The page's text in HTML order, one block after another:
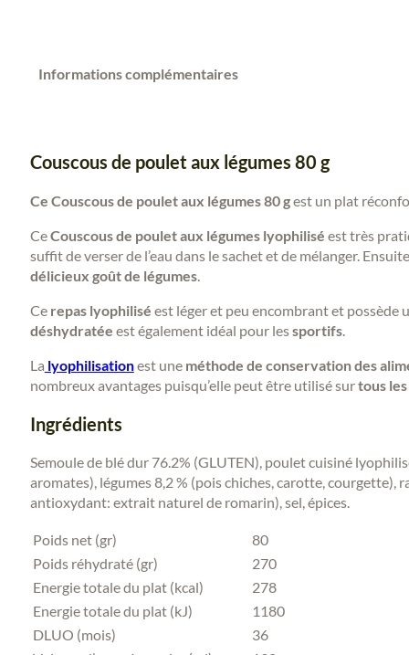
Informations complémentaires
Couscous de poulet aux légumes 80 g
Ce Couscous de poulet aux légumes 80 gest un plat
CeCouscous de poulet aux légumes lyophilisé est très
suffit de verser de l’eau dans le sachet et de mélanger.
délicieux goût de légumes.
Cerepas lyophilisé est léger et peu encombrant et possède
déshydratée est également idéal pour lessportifs.
La lyophilisationest uneméthode de conservation des
nombreux avantages puisqu’elle peut être utilisé surtous
Ingrédients
Semoule de blé dur 76.2% (GLUTEN), poulet cuisiné
aromates), légumes 8,2 % (pois chiches, carotte, courgette),
antioxydant: extrait naturel de romarin), sel, épices.
Poids net (gr)
80
Poids réhydraté (gr)
270
Energie totale du plat (kcal)
278
Energie totale du plat (kJ)
1180
DLUO (mois)
36